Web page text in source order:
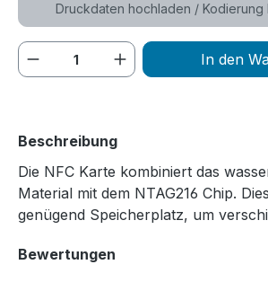
Druckdaten hochladen /
Produkt Anzahl: Gib den
In den
Beschreibung
Die NFC Karte kombiniert das
Material mit dem NTAG216 Chip.
genügend Speicherplatz, um
Bewertungen